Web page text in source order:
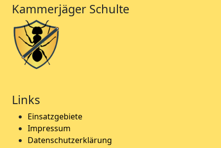
Kammerjäger Schulte
Links
Einsatzgebiete
Impressum
Datenschutzerklärung